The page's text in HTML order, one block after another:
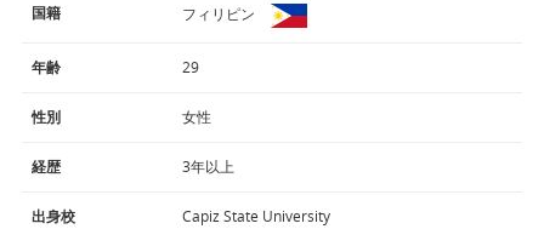
国籍 フィリピン
年齢 29
性別 女性
経歴 3年以上
出身校 Capiz State University